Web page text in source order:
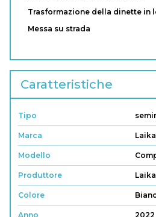
Trasformazione della dinette in
Messa su strada
Caratteristiche
Tipo
Marca Laika
Modello
Produttore Laika
Colore
Anno 2022